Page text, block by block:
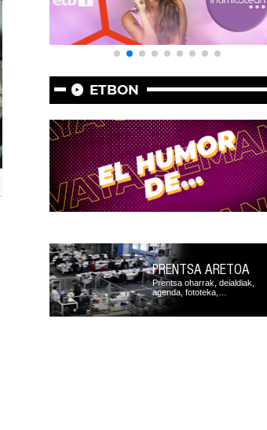
ETBON
PRENTSA ARETOA
Prentsa oharrak, deialdiak,
agenda, fototeka,…